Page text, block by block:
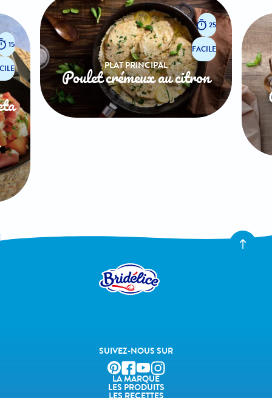
15
25
FACILE
PLAT PRINCIPAL
Poulet crémeux au citron
SUIVEZ-NOUS SUR
LA MARQUE
LES PRODUITS